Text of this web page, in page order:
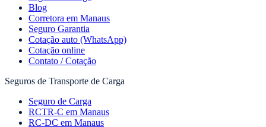
Blog
Corretora em Manaus
Seguro Garantia
Cotação auto (WhatsApp)
Cotação online
Contato / Cotação
Seguros de Transporte de Carga
Seguro de Carga
RCTR-C em Manaus
RC-DC em Manaus